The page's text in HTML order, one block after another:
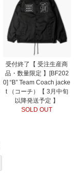
受付終了【 受注生産商
品・数量限定 】[BF202
0] “B” Team Coach jacke
t （コーチ）【 3月中旬
以降発送予定 】
SOLD OUT